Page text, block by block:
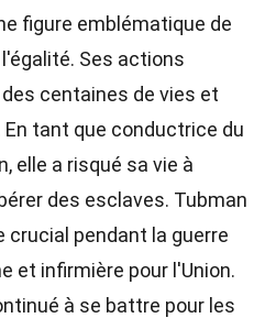
figure emblématique de
Ses actions
centaines de vies et
tant que conductrice du
elle a risqué sa vie à
des esclaves. Tubman
crucial pendant la guerre
et infirmière pour l'Union.
à se battre pour les